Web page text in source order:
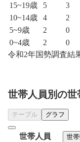
15~19歳
5 3
10~14歳
4 2
5~9歳
2 0
0~4歳
2 0
令和2年国勢調査結
世帯人員別の世
テーブル グラフ
世帯人員 世